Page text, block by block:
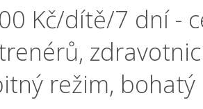
Kč/dítě/7 dní -
režim,